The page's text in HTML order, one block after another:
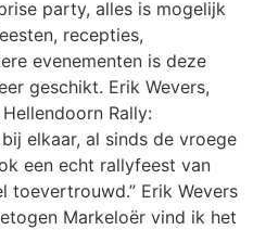
party, alles is mogelijk
recepties,
evenementen is deze
geschikt. Erik Wevers,
Rally:
elkaar, al sinds de vroege
een echt rallyfeest van
toevertrouwd.” Erik Wevers
Markeloër vind ik het